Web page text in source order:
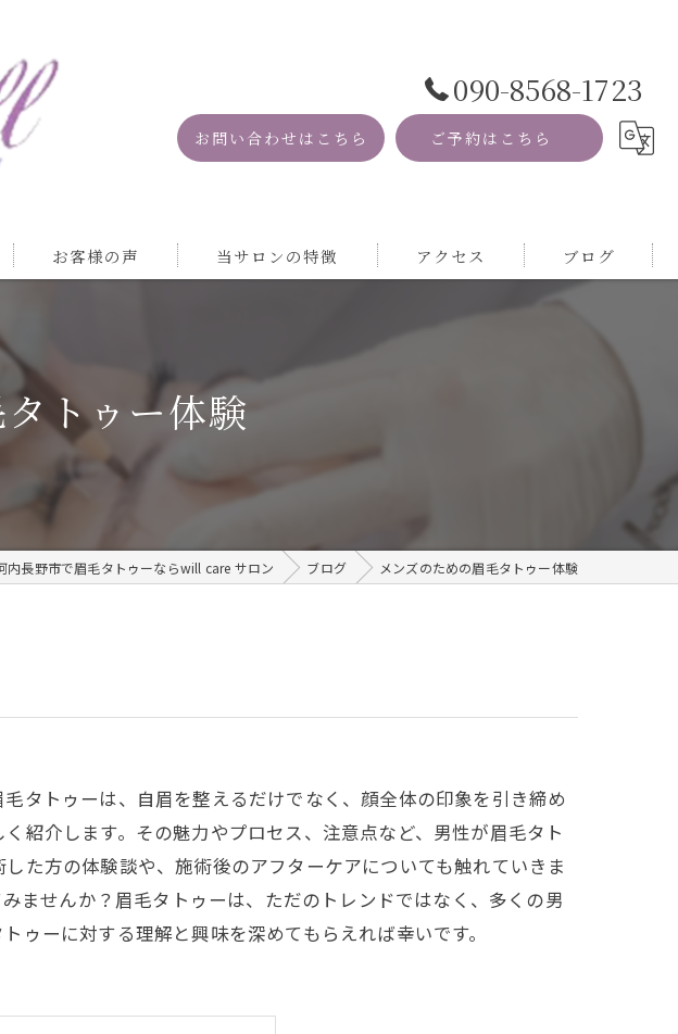
090-8568-1723
お問い合わせはこちら ご予約はこちら
お客様の声 当サロンの特徴
MRI
自然
サロン
アクセス ブログ
トゥー体験
内長野市で眉毛タトゥーならwill care サロン ブログ メンズのための眉毛タトゥー体験
タトゥーは、自眉を整えるだけでなく、顔全体の印象を引き締め
紹介します。その魅力やプロセス、注意点など、男性が眉毛タト
た方の体験談や、施術後のアフターケアについても触れていきま
ませんか？眉毛タトゥーは、ただのトレンドではなく、多くの男
ゥーに対する理解と興味を深めてもらえれば幸いです。